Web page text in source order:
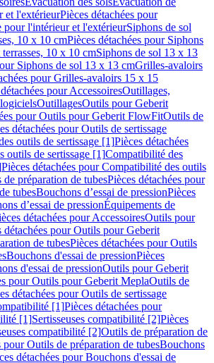
et l'extérieurPièces détachées pour
pour l'intérieur et l'extérieurSiphons de sol
10 x 10 cmPièces détachées pour Siphons
10 x 10 cmSiphons de sol 13 x 13
Siphons de sol 13 x 13 cmGrilles-avaloirs
pour Grilles-avaloirs 15 x 15
pour AccessoiresOutillages,
OutillagesOutils pour Geberit
pour Outils pour Geberit FlowFitOutils de
détachées pour Outils de sertissage
outils de sertissage [1]Pièces détachées
outils de sertissage [1]Compatibilité des
Pièces détachées pour Compatibilité des outils
de préparation de tubesPièces détachées pour
tubesBouchons d’essai de pressionPièces
d’essai de pressionÉquipements de
détachées pour AccessoiresOutils pour
détachées pour Outils pour Geberit
de tubesPièces détachées pour Outils
Bouchons d'essai de pressionPièces
d'essai de pressionOutils pour Geberit
pour Outils pour Geberit MeplaOutils de
détachées pour Outils de sertissage
[1]Pièces détachées pour
[1]Sertisseuses compatibilité [2]Pièces
compatibilité [2]Outils de préparation de
pour Outils de préparation de tubesBouchons
détachées pour Bouchons d'essai de